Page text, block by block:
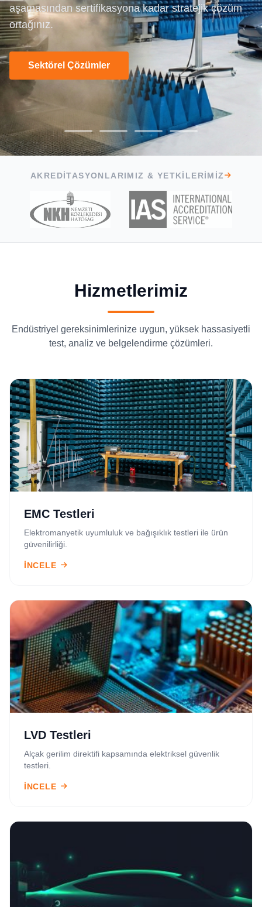
aşamasından sertifikasyona kadar stratejik çözüm
ortağınız.
Sektörel Çözümler
Teklif İsteyin
testlerinden laboratuvar kurulumu ve Ar-Ge
desteğine kadar tüm ihtiyaçlarınız için
buradayız.
«güçten daha fazlası»
Test Yeteneklerimizi İnceleyin
AKREDITASYONLARIMIZ & YETKILERIMIZ
Hizmetlerimiz
Endüstriyel gereksinimlerinize uygun, yüksek hassasiyetli
test, analiz ve belgelendirme çözümleri.
EMC Testleri
Elektromanyetik uyumluluk ve bağışıklık testleri ile ürün
güvenilirliği.
İNCELE
LVD Testleri
Alçak gerilim direktifi kapsamında elektriksel güvenlik
testleri.
İNCELE